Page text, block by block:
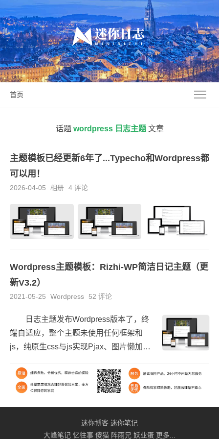
首页
话题 wordpress 日志主题 文章
主题模板已经更新6年了...Typecho和Wordpress都
可以用！
2026-04-05 相册 4 评论
Wordpress主题模板：Rizhi-WP简洁日记主题（更
新V3.2）
2021-05-25 Wordpress 52 评论
日志主题发布Wordpress版本了，终
端自适应，整个主题未使用任何框架和
js，纯原生css与js实现Pjax、图片懒加
入数字验证码，避免垃圾评论，此外对
Wo...
迷你博客 迷你笔记
大峰笔记 忆往事 傻猫 阵雨兄 妖业蛋 更多...